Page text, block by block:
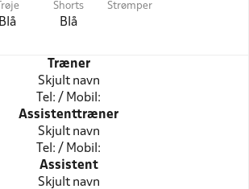
Trøje
Blå
Shorts
Blå
Strømper
Træner
Skjult navn
Tel: / Mobil:
Assistenttræner
Skjult navn
Tel: / Mobil:
Assistent
Skjult navn